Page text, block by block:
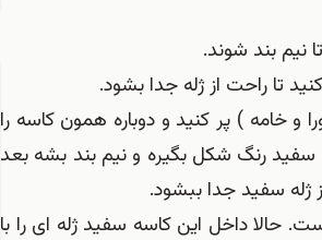
تا راحت از ژله جدا بشود.
و خامه ) پر کنید و دوباره همون کاسه را
سفید رنگ شکل بگیره و نیم بند بشه بعد
حالا داخل این کاسه سفید ژله ای را با